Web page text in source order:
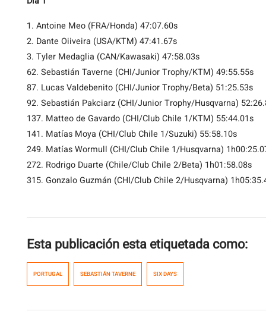
1. Antoine Meo (FRA/Honda) 47:07.60s
2. Dante Oiiveira (USA/KTM) 47:41.67s
3. Tyler Medaglia (CAN/Kawasaki) 47:58.03s
62. Sebastián Taverne (CHI/Junior Trophy/KTM) 49:55.55s
87. Lucas Valdebenito (CHI/Junior Trophy/Beta) 51:25.53s
92. Sebastián Pakciarz (CHI/Junior Trophy/Husqvarna)
137. Matteo de Gavardo (CHI/Club Chile 1/KTM) 55:44.01s
141. Matías Moya (CHI/Club Chile 1/Suzuki) 55:58.10s
249. Matías Wormull (CHI/Club Chile 1/Husqvarna)
272. Rodrigo Duarte (Chile/Club Chile 2/Beta) 1h01:58.08s
315. Gonzalo Guzmán (CHI/Club Chile 2/Husqvarna)
Esta publicación esta etiquetada como:
PORTUGAL SEBASTIÁN TAVERNE SIX DAYS